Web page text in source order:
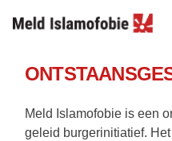
Meld Islamofobie is een
geleid burgerinitiatief.